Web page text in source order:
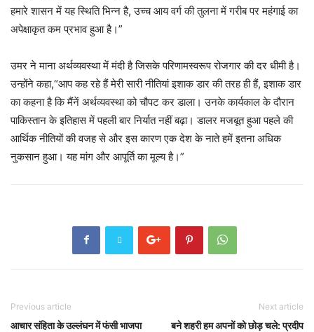
हमारे शासन में यह स्थिति भिन्न है, उच्च आय वर्ग की तुलना में गरीब पर महंगाई का
अपेक्षाकृत कम प्रभाव हुआ है।”
उमर ने माना अर्थव्यवस्था में मंदी है जिसके परिणामस्वरूप रोजगार की दर धीमी है।
उन्होंने कहा,“आप कह रहे हैं मेरी सारी नीतियां इशाक डार की तरह ही हैं, इशाक डार
का कहना है कि मैंनें अर्थव्यवस्था को चौपट कर डाला। उनके कार्यकाल के दौरान
पाकिस्तान के इतिहास में पहली बार निर्यात नहीं बढ़ा। डालर मजबूत हुआ पहले की
आर्थिक नीतियों की वजह से और इस कारण एक देश के नाते हमें इतना अधिक
नुकसान हुआ। यह मांग और आपूर्ति का मूल्य है।”
Previous article
आचार संहिता के उल्लंघन में फंसी भाजपा
Next article
बने शहरी हम अपनों को छोड़ चले: प्रदीप